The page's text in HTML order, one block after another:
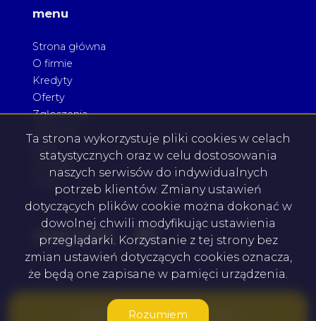
menu
Strona główna
O firmie
Kredyty
Oferty
Zgłoszenia
Kontakt
social media Facebook
Facebook
NIERUCHOMOŚCI-KAWACIUK © 2026
Ta strona wykorzystuje pliki cookies w celach
statystycznych oraz w celu dostosowania
naszych serwisów do indywidualnych
potrzeb klientów. Zmiany ustawień
dotyczących plików cookie można dokonać w
dowolnej chwili modyfikując ustawienia
przeglądarki. Korzystanie z tej strony bez
zmian ustawień dotyczących cookies oznacza,
że będą one zapisane w pamięci urządzenia.
Rozumiem